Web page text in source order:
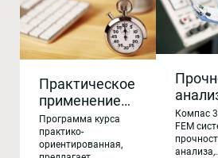
Практическое
применение
статистики
для расчета
трудоемкости
Программа курса
практико-
ориентированная,
APM
Компас
FEM
анализа,